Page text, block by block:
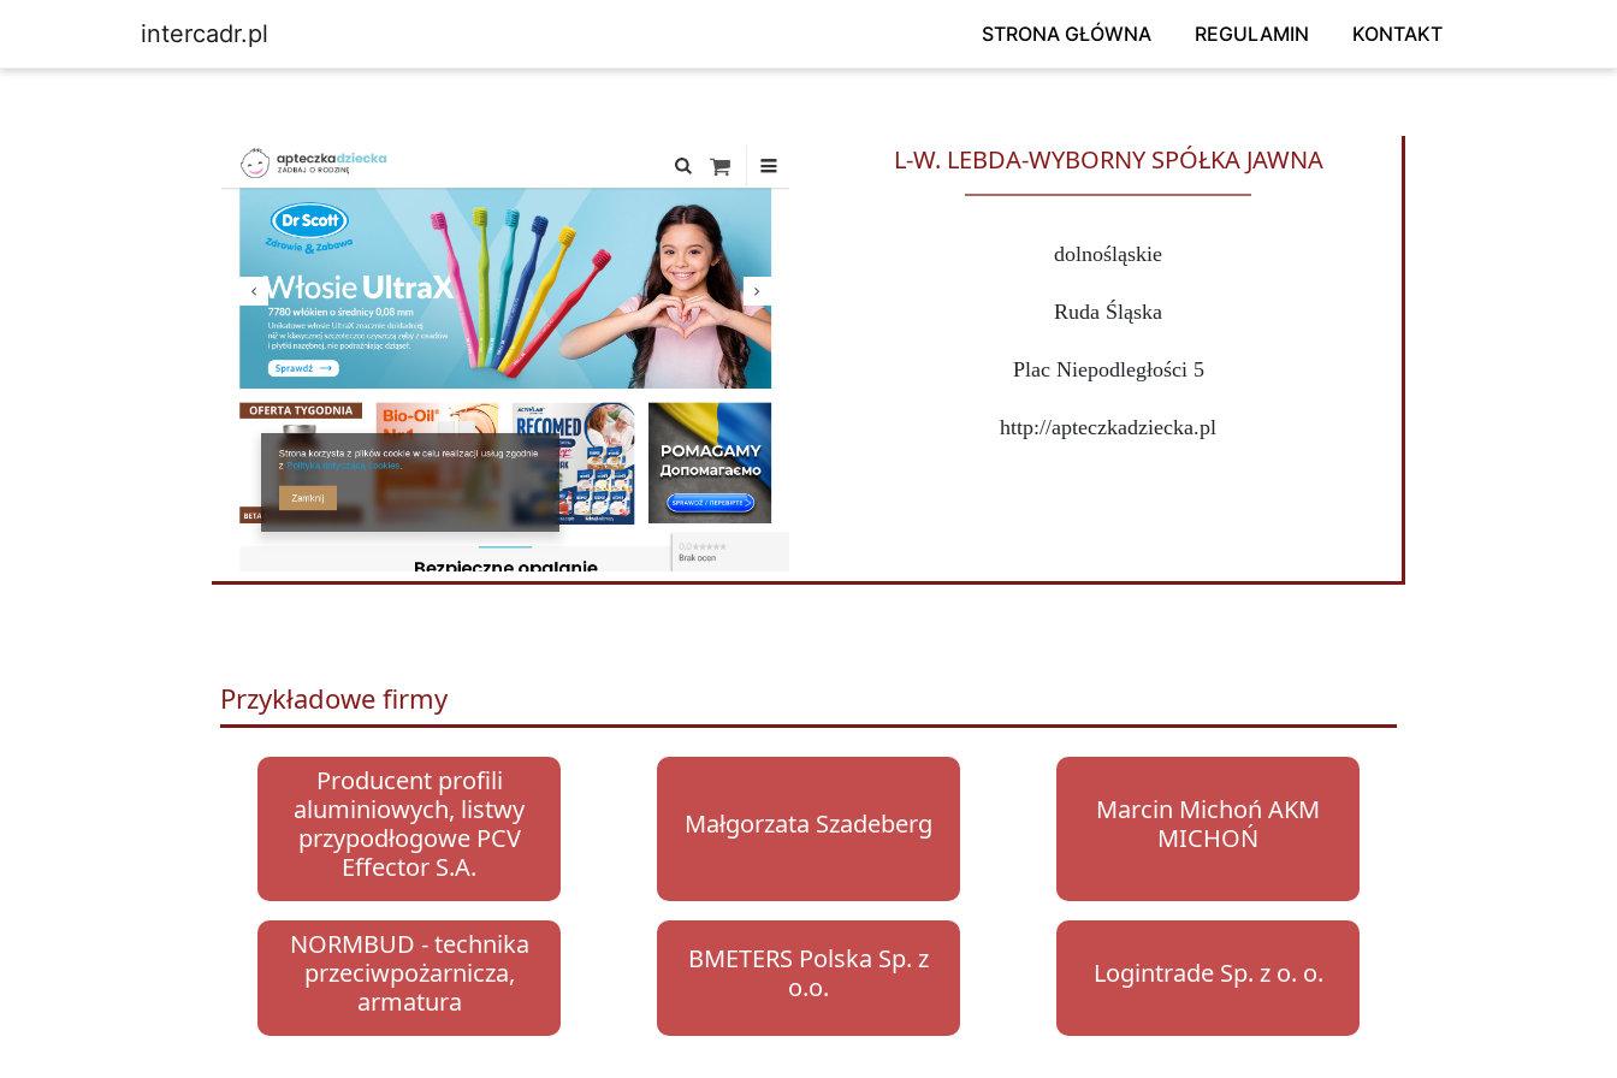
intercadr.pl STRONA GŁÓWNA REGULAMIN KONTAKT
L-W. LEBDA-WYBORNY SPÓŁKA JAWNA
dolnośląskie
Ruda Śląska
Plac Niepodległości 5
http://apteczkadziecka.pl
Przykładowe firmy
Producent profili
aluminiowych, listwy
przypodłogowe PCV
Effector S.A.
Małgorzata Szadeberg
Marcin Michoń AKM
MICHOŃ
NORMBUD - technika
przeciwpożarnicza,
armatura
BMETERS Polska Sp. z
o.o.
Logintrade Sp. z o. o.